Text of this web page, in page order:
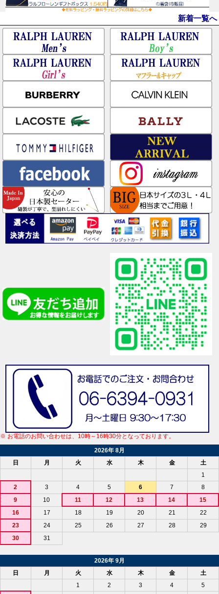
新着一覧へ
※ お電話のお問い合わせは、10時～16時30分となっております。
2026年 8月
日
月 火 水 木 金
土
1
2
3 4 5 6 7
8
9
10 11 12 13 14
15
16
17 18 19 20 21
22
23
24 25 26 27 28
29
30
31
2026年 9月
日
月 火 水 木 金
土
1
2 3 4 5